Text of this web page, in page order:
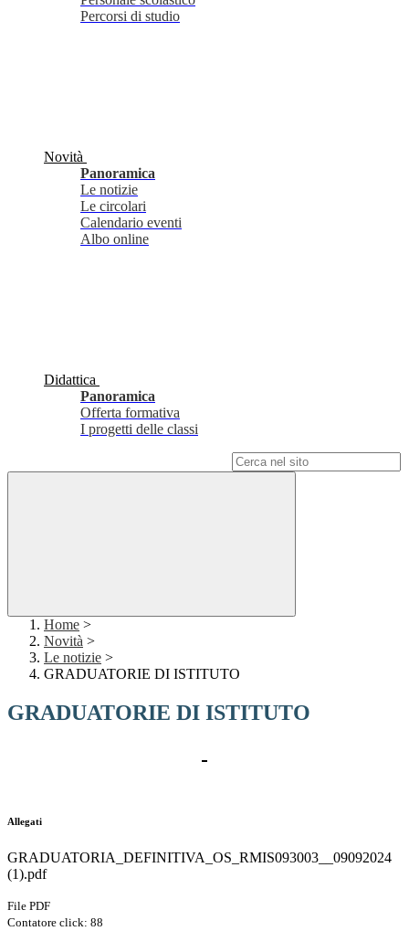
Percorsi di studio
Novità
Panoramica
Le notizie
Le circolari
Calendario eventi
Albo online
Didattica
Panoramica
Offerta formativa
I progetti delle classi
Home >
Novità >
Le notizie >
GRADUATORIE DI ISTITUTO
GRADUATORIE DI ISTITUTO
Allegati
GRADUATORIA_DEFINITIVA_OS_RMIS093003__09092024
(1).pdf
File PDF
Contatore click: 88